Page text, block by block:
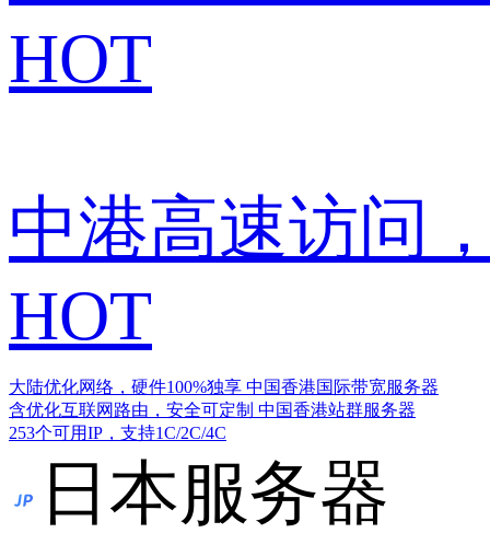
HOT
中港高速访问
HOT
大陆优化网络，硬件100%独享 中国香港国际带宽服务器
含优化互联网路由，安全可定制 中国香港站群服务器
253个可用IP，支持1C/2C/4C
日本服务器